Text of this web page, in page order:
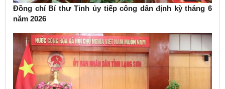
Đồng chí Bí thư Tỉnh ủy tiếp công dân định kỳ tháng 6
năm 2026